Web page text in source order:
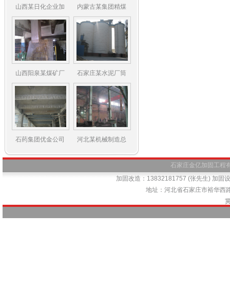
山西某日化企业加 内蒙古某集团精煤
山西阳泉某煤矿厂 石家庄某水泥厂筒
石药集团优金公司 河北某机械制造总
石家庄金亿加固工程
加固改造：13832181757 (张先生) 加固
地址：河北省石家庄市裕华西